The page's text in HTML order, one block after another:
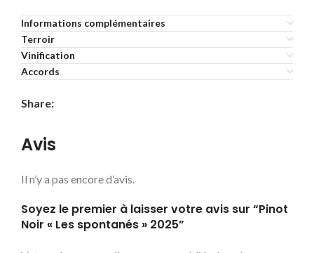
Informations complémentaires
Terroir
Vinification
Accords
Share:
Avis
Il n’y a pas encore d’avis.
Soyez le premier à laisser votre avis sur “Pinot
Noir « Les spontanés » 2025”